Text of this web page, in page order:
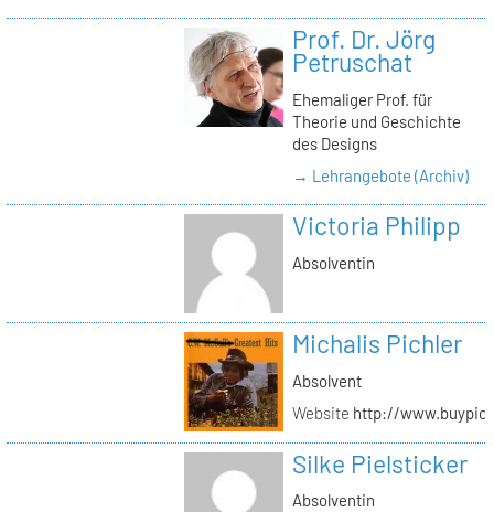
Prof. Dr. Jörg
Petruschat
Ehemaliger Prof. für
Theorie und Geschichte
des Designs
→ Lehrangebote (Archiv)
Victoria Philipp
Absolventin
Michalis Pichler
Absolvent
Website http://
Silke Pielsticker
Absolventin